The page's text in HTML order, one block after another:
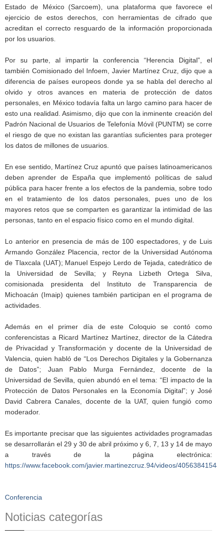
Estado de México (Sarcoem), una plataforma que favorece el
ejercicio de estos derechos, con herramientas de cifrado que
acreditan el correcto resguardo de la información proporcionada
por los usuarios.
Por su parte, al impartir la conferencia “Herencia Digital”, el
también Comisionado del Infoem, Javier Martínez Cruz, dijo que a
diferencia de países europeos donde ya se habla del derecho al
olvido y otros avances en materia de protección de datos
personales, en México todavía falta un largo camino para hacer de
esto una realidad. Asimismo, dijo que con la inminente creación del
Padrón Nacional de Usuarios de Telefonía Móvil (PUNTM) se corre
el riesgo de que no existan las garantías suficientes para proteger
los datos de millones de usuarios.
En ese sentido, Martínez Cruz apuntó que países latinoamericanos
deben aprender de España que implementó políticas de salud
pública para hacer frente a los efectos de la pandemia, sobre todo
en el tratamiento de los datos personales, pues uno de los
mayores retos que se comparten es garantizar la intimidad de las
personas, tanto en el espacio físico como en el mundo digital.
Lo anterior en presencia de más de 100 espectadores, y de Luis
Armando González Placencia, rector de la Universidad Autónoma
de Tlaxcala (UAT); Manuel Espejo Lerdo de Tejada, catedrático de
la Universidad de Sevilla; y Reyna Lizbeth Ortega Silva,
comisionada presidenta del Instituto de Transparencia de
Michoacán (Imaip) quienes también participan en el programa de
actividades.
Además en el primer día de este Coloquio se contó como
conferencistas a Ricard Martínez Martínez, director de la Cátedra
de Privacidad y Transformación y docente de la Universidad de
Valencia, quien habló de “Los Derechos Digitales y la Gobernanza
de Datos”; Juan Pablo Murga Fernández, docente de la
Universidad de Sevilla, quien abundó en el tema: “El impacto de la
Protección de Datos Personales en la Economía Digital”; y José
David Cabrera Canales, docente de la UAT, quien fungió como
moderador.
Es importante precisar que las siguientes actividades programadas
se desarrollarán el 29 y 30 de abril próximo y 6, 7, 13 y 14 de mayo
a través de la página electrónica:
https://www.facebook.com/javier.martinezcruz.94/videos/
Conferencia
Noticias categorías